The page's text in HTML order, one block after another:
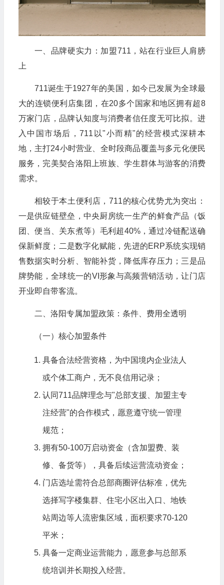
一、品牌硬实力：加盟711，站在行业巨人肩膀
上
711诞生于1927年的美国，如今已发展为全球最
大的连锁便利店集团，在20多个国家和地区拥有超8
万家门店，品牌认知度与消费者信任度无可比拟。进
入中国市场后，711以"小而精"的经营模式深耕本
地，主打24小时营业、全时段商品覆盖与多元化便民
服务，完美契合洛阳上班族、学生群体与游客的消费
需求。
相较于本土便利店，711的核心优势尤为突出：
一是供应链壁垒，中央厨房统一生产的鲜食产品（饭
团、便当、关东煮等）毛利超40%，通过冷链配送确
保新鲜度；二是数字化赋能，先进的ERP系统实现销
售数据实时分析、智能补货，降低库存压力；三是品
牌势能，全球统一的VI形象与高频营销活动，让门店
开业即自带客流。
二、洛阳专属加盟政策：条件、费用全透明
（一）核心加盟条件
具备合法经营资格，为中国境内企业法人
或个体工商户，无不良信用记录；
认同711品牌理念与"总部支援、加盟主专
注经营"的合作模式，愿意遵守统一管理
规范；
拥有50-100万启动资金（含加盟费、装
修、备货等），具备后续运营流动资金；
门店选址需符合总部商圈评估标准，优先
选择写字楼集群、住宅小区出入口、地铁
站周边等人流密集区域，面积要求70-120
平米；
具备一定商业运营能力，愿意参与总部系
统培训并长期投入经营。